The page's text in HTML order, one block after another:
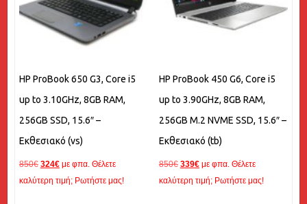
HP ProBook 650 G3, Core i5
up to 3.10GHz, 8GB RAM,
256GB SSD, 15.6″ –
Εκθεσιακό (vs)
850€ Original
price
324€Η
τρέχουσα
με φπα. Θέλετε
καλύτερη τιμή; Ρωτήστε μας!
HP ProBook 450 G6, Core i5
up to 3.90GHz, 8GB RAM,
256GB M.2 NVME SSD, 15.6″ –
Εκθεσιακό (tb)
850€ Original
price
339€Η
τρέχουσα
με φπα. Θέλετε
καλύτερη τιμή; Ρωτήστε μας!